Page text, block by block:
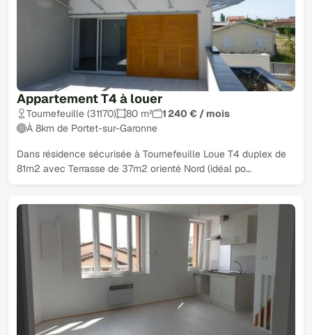
Appartement T4 à louer
Tournefeuille (31170) 80 m²
1 240 € / mois
À 8km de Portet-sur-Garonne
Dans résidence sécurisée à Tournefeuille Loue T4 duplex de
81m2 avec Terrasse de 37m2 orienté Nord (idéal po…